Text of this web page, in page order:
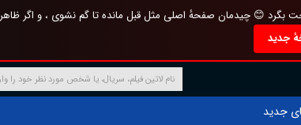
بگرد 😊 چیدمان صفحهٔ اصلی مثل قبل مانده تا گم نشوی ، و اگر
جدید
جدید